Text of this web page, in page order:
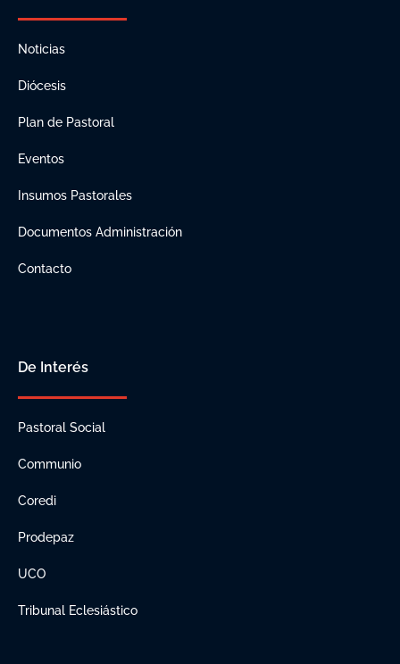
Noticias
Diócesis
Plan de Pastoral
Eventos
Insumos Pastorales
Documentos Administración
Contacto
De Interés
Pastoral Social
Communio
Coredi
Prodepaz
UCO
Tribunal Eclesiástico